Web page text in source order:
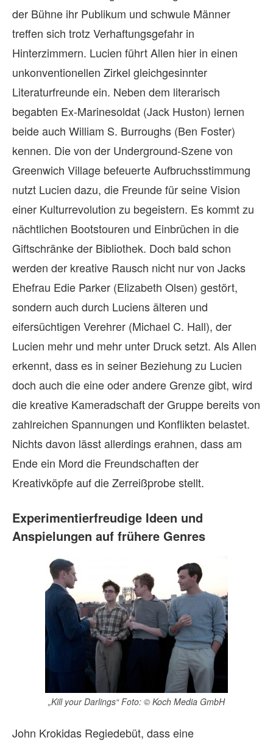
der Bühne ihr Publikum und schwule Männer
treffen sich trotz Verhaftungsgefahr in
Hinterzimmern. Lucien führt Allen hier in einen
unkonventionellen Zirkel gleichgesinnter
Literaturfreunde ein. Neben dem literarisch
begabten Ex-Marinesoldat (Jack Huston) lernen
beide auch William S. Burroughs (Ben Foster)
kennen. Die von der Underground-Szene von
Greenwich Village befeuerte Aufbruchsstimmung
nutzt Lucien dazu, die Freunde für seine Vision
einer Kulturrevolution zu begeistern. Es kommt zu
nächtlichen Bootstouren und Einbrüchen in die
Giftschränke der Bibliothek. Doch bald schon
werden der kreative Rausch nicht nur von Jacks
Ehefrau Edie Parker (Elizabeth Olsen) gestört,
sondern auch durch Luciens älteren und
eifersüchtigen Verehrer (Michael C. Hall), der
Lucien mehr und mehr unter Druck setzt. Als Allen
erkennt, dass es in seiner Beziehung zu Lucien
doch auch die eine oder andere Grenze gibt, wird
die kreative Kameradschaft der Gruppe bereits von
zahlreichen Spannungen und Konflikten belastet.
Nichts davon lässt allerdings erahnen, dass am
Ende ein Mord die Freundschaften der
Kreativköpfe auf die Zerreißprobe stellt.
Experimentierfreudige Ideen und
Anspielungen auf frühere Genres
„Kill your Darlings“ Foto: © Koch Media GmbH
John Krokidas Regiedebüt, dass eine